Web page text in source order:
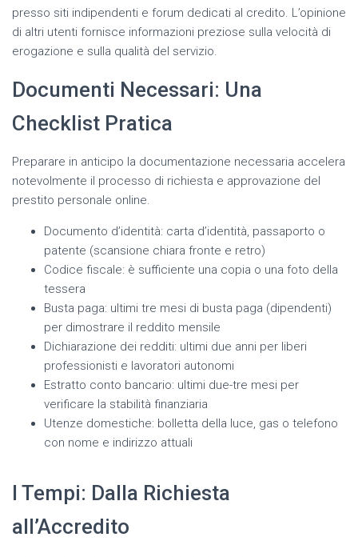
presso siti indipendenti e forum dedicati al credito. L’opinione
di altri utenti fornisce informazioni preziose sulla velocità di
erogazione e sulla qualità del servizio.
Documenti Necessari: Una
Checklist Pratica
Preparare in anticipo la documentazione necessaria accelera
notevolmente il processo di richiesta e approvazione del
prestito personale online.
Documento d’identità: carta d’identità, passaporto o
patente (scansione chiara fronte e retro)
Codice fiscale: è sufficiente una copia o una foto della
tessera
Busta paga: ultimi tre mesi di busta paga (dipendenti)
per dimostrare il reddito mensile
Dichiarazione dei redditi: ultimi due anni per liberi
professionisti e lavoratori autonomi
Estratto conto bancario: ultimi due-tre mesi per
verificare la stabilità finanziaria
Utenze domestiche: bolletta della luce, gas o telefono
con nome e indirizzo attuali
I Tempi: Dalla Richiesta
all’Accredito